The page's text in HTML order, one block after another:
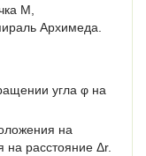
M,
Архимеда.
угла φ на
на
на расстояние Δr.